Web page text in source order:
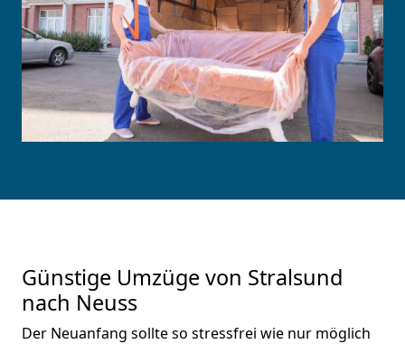
Günstige Umzüge von Stralsund
nach Neuss
Der Neuanfang sollte so stressfrei wie nur möglich